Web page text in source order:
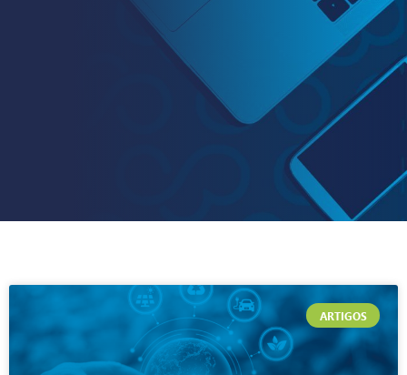
ARTIGOS